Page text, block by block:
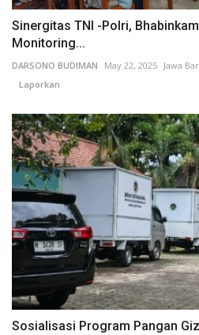
Sinergitas TNI -Polri,
Monitoring...
DARSONO BUDIMAN May 22, 2025 Jawa
Laporkan
Sosialisasi Program Pangan